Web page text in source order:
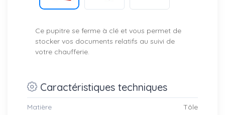
Ce pupitre se ferme à clé et vous permet de
stocker vos documents relatifs au suivi de
votre chaufferie.
Caractéristiques techniques
Matière Tôle